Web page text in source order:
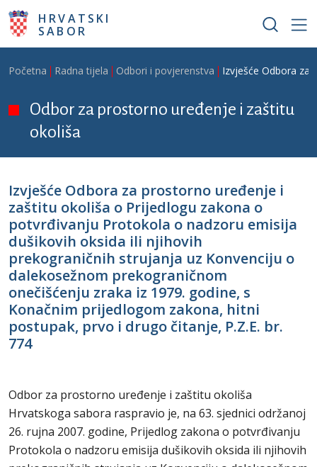
Skoči na glavni sadržaj
HRVATSKI
SABOR
Breadcrumb
Početna Radna tijela Odbori i povjerenstva Izvješće Odbora za
Odbor za prostorno uređenje i zaštitu
okoliša
Izvješće Odbora za prostorno uređenje i
zaštitu okoliša o Prijedlogu zakona o
potvrđivanju Protokola o nadzoru emisija
dušikovih oksida ili njihovih
prekograničnih strujanja uz Konvenciju o
dalekosežnom prekograničnom
onečišćenju zraka iz 1979. godine, s
Konačnim prijedlogom zakona, hitni
postupak, prvo i drugo čitanje, P.Z.E. br.
774
Odbor za prostorno uređenje i zaštitu okoliša
Hrvatskoga sabora raspravio je, na 63. sjednici održanoj
26. rujna 2007. godine, Prijedlog zakona o potvrđivanju
Protokola o nadzoru emisija dušikovih oksida ili njihovih